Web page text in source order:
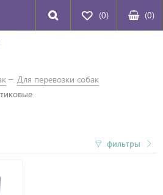
(0) (0)
Для перевозки собак
фильтры